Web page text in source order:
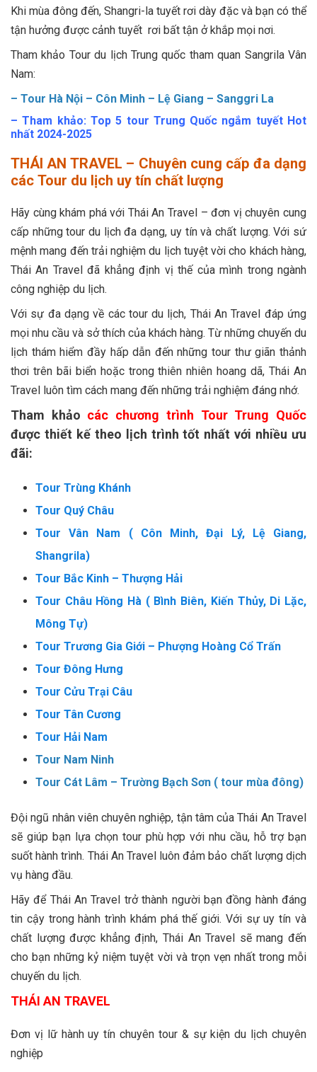
Khi mùa đông đến, Shangri-la tuyết rơi dày đặc và bạn có thể
tận hưởng được cảnh tuyết rơi bất tận ở khắp mọi nơi.
Tham khảo Tour du lịch Trung quốc tham quan Sangrila Vân
Nam:
– Tour Hà Nội – Côn Minh – Lệ Giang – Sanggri La
– Tham khảo: Top 5 tour Trung Quốc ngắm tuyết Hot
nhất 2024-2025
THÁI AN TRAVEL – Chuyên cung cấp đa dạng
các Tour du lịch uy tín chất lượng
Hãy cùng khám phá với Thái An Travel – đơn vị chuyên cung
cấp những tour du lịch đa dạng, uy tín và chất lượng. Với sứ
mệnh mang đến trải nghiệm du lịch tuyệt vời cho khách hàng,
Thái An Travel đã khẳng định vị thế của mình trong ngành
công nghiệp du lịch.
Với sự đa dạng về các tour du lịch, Thái An Travel đáp ứng
mọi nhu cầu và sở thích của khách hàng. Từ những chuyến du
lịch thám hiểm đầy hấp dẫn đến những tour thư giãn thảnh
thơi trên bãi biển hoặc trong thiên nhiên hoang dã, Thái An
Travel luôn tìm cách mang đến những trải nghiệm đáng nhớ.
Tham khảo các chương trình Tour Trung Quốc
được thiết kế theo lịch trình tốt nhất với nhiều ưu
đãi:
Tour Trùng Khánh
Tour Quý Châu
Tour Vân Nam ( Côn Minh, Đại Lý, Lệ Giang,
Shangrila)
Tour Bắc Kinh – Thượng Hải
Tour Châu Hồng Hà ( Bình Biên, Kiến Thủy, Di Lặc,
Mông Tự)
Tour Trương Gia Giới – Phượng Hoàng Cổ Trấn
Tour Đông Hưng
Tour Cửu Trại Câu
Tour Tân Cương
Tour Hải Nam
Tour Nam Ninh
Tour Cát Lâm – Trường Bạch Sơn ( tour mùa đông)
Đội ngũ nhân viên chuyên nghiệp, tận tâm của Thái An Travel
sẽ giúp bạn lựa chọn tour phù hợp với nhu cầu, hỗ trợ bạn
suốt hành trình. Thái An Travel luôn đảm bảo chất lượng dịch
vụ hàng đầu.
Hãy để Thái An Travel trở thành người bạn đồng hành đáng
tin cậy trong hành trình khám phá thế giới. Với sự uy tín và
chất lượng được khẳng định, Thái An Travel sẽ mang đến
cho bạn những kỷ niệm tuyệt vời và trọn vẹn nhất trong mỗi
chuyến du lịch.
THÁI AN TRAVEL
Đơn vị lữ hành uy tín chuyên tour & sự kiện du lịch chuyên
nghiệp